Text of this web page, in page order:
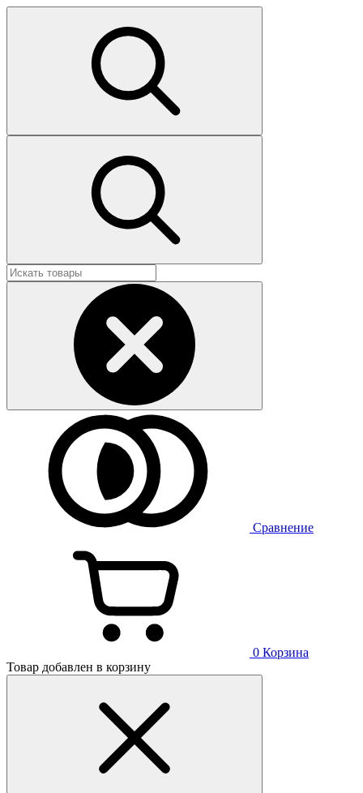
Сравнение
0 Корзина
Товар добавлен в корзину